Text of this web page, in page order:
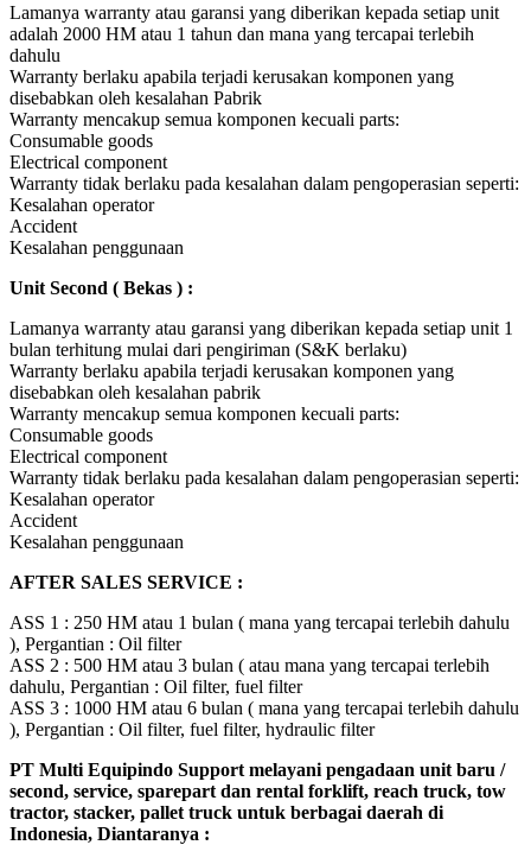
Lamanya warranty atau garansi yang diberikan kepada setiap unit
adalah 2000 HM atau 1 tahun dan mana yang tercapai terlebih
dahulu
Warranty berlaku apabila terjadi kerusakan komponen yang
disebabkan oleh kesalahan Pabrik
Warranty mencakup semua komponen kecuali parts:
Consumable goods
Electrical component
Warranty tidak berlaku pada kesalahan dalam pengoperasian seperti:
Kesalahan operator
Accident
Kesalahan penggunaan
Unit Second ( Bekas ) :
Lamanya warranty atau garansi yang diberikan kepada setiap unit 1
bulan terhitung mulai dari pengiriman (S&K berlaku)
Warranty berlaku apabila terjadi kerusakan komponen yang
disebabkan oleh kesalahan pabrik
Warranty mencakup semua komponen kecuali parts:
Consumable goods
Electrical component
Warranty tidak berlaku pada kesalahan dalam pengoperasian seperti:
Kesalahan operator
Accident
Kesalahan penggunaan
AFTER SALES SERVICE :
ASS 1 : 250 HM atau 1 bulan ( mana yang tercapai terlebih dahulu
), Pergantian : Oil filter
ASS 2 : 500 HM atau 3 bulan ( atau mana yang tercapai terlebih
dahulu, Pergantian : Oil filter, fuel filter
ASS 3 : 1000 HM atau 6 bulan ( mana yang tercapai terlebih dahulu
), Pergantian : Oil filter, fuel filter, hydraulic filter
PT Multi Equipindo Support melayani pengadaan unit baru /
second, service, sparepart dan rental forklift, reach truck, tow
tractor, stacker, pallet truck untuk berbagai daerah di
Indonesia, Diantaranya :